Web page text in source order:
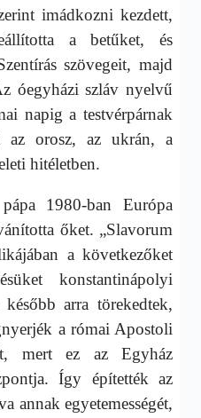
imádkozni kezdett,
a betűket, és
szövegeit, majd
óegyházi szláv nyelvű
napig a testvérpárnak
az orosz, az ukrán, a
hitéletben.
1980-ban Európa
őket. „Slavorum
a következőket
konstantinápolyi
arra törekedtek,
a római Apostoli
mert ez az Egyház
Így építették az
annak egyetemességét,